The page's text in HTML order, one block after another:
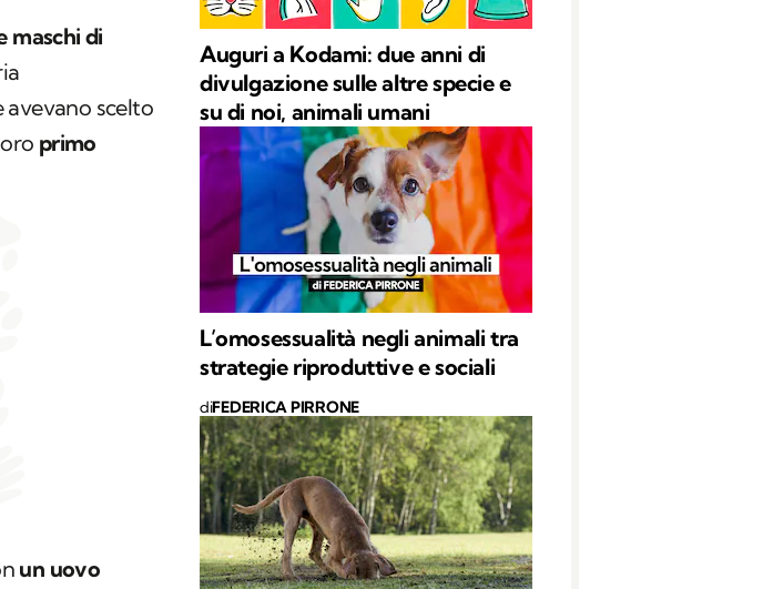
maschi di
avevano scelto
primo
un uovo
Auguri a Kodami: due anni di
divulgazione sulle altre specie e
su di noi, animali umani
L’omosessualità negli animali tra
strategie riproduttive e sociali
diFEDERICA PIRRONE